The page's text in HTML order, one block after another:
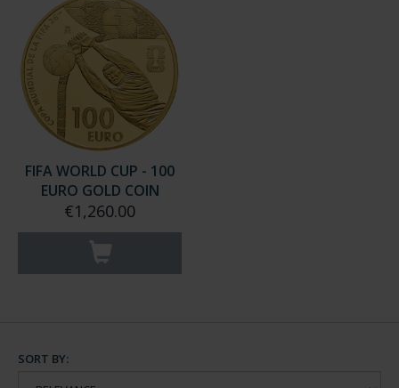
FIFA WORLD CUP - 100
EURO GOLD COIN
€1,260.00
SORT BY: